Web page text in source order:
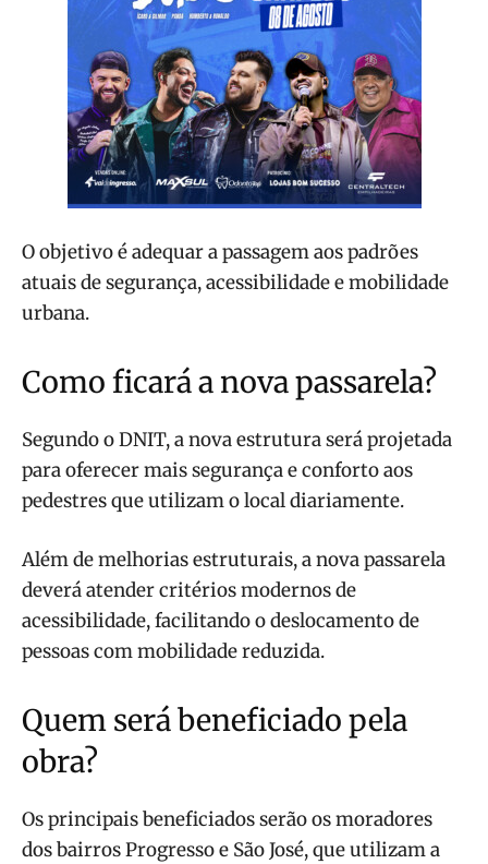
O objetivo é adequar a passagem aos padrões
atuais de segurança, acessibilidade e mobilidade
urbana.
Como ficará a nova passarela?
Segundo o DNIT, a nova estrutura será projetada
para oferecer mais segurança e conforto aos
pedestres que utilizam o local diariamente.
Além de melhorias estruturais, a nova passarela
deverá atender critérios modernos de
acessibilidade, facilitando o deslocamento de
pessoas com mobilidade reduzida.
Quem será beneficiado pela
obra?
Os principais beneficiados serão os moradores
dos bairros Progresso e São José, que utilizam a